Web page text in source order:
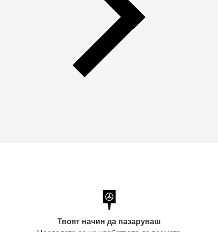
Твоят начин да пазаруваш